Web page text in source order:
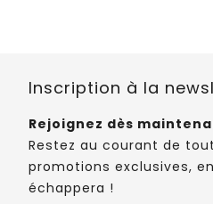
Inscription à la
Rejoignez dès
Restez au courant de
promotions exclusives,
échappera !